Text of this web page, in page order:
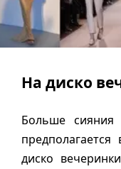
На диско
Больше сияния
диско